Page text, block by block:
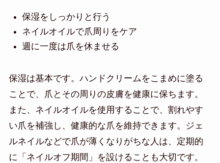
保湿をしっかりと行う
ネイルオイルで爪周りをケア
週に一度は爪を休ませる
保湿は基本です。ハンドクリームをこまめに塗る
ことで、爪とその周りの皮膚を健康に保ちます。
また、ネイルオイルを使用することで、割れやす
い爪を補強し、健康的な爪を維持できます。ジェ
ルネイルなどで爪が薄くなりがちな人は、定期的
に「ネイルオフ期間」を設けることも大切です。